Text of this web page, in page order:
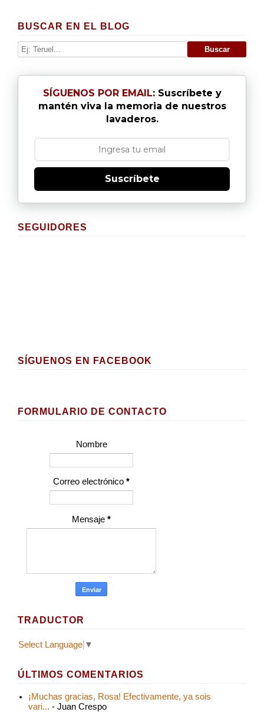
BUSCAR EN EL BLOG
SÍGUENOS POR EMAIL: Suscríbete y
mantén viva la memoria de nuestros
lavaderos.
Suscríbete
SEGUIDORES
SÍGUENOS EN FACEBOOK
FORMULARIO DE CONTACTO
Nombre
Correo electrónico *
Mensaje *
TRADUCTOR
Select Language ▼
ÚLTIMOS COMENTARIOS
¡Muchas gracias, Rosa! Efectivamente, ya sois
vari... - Juan Crespo